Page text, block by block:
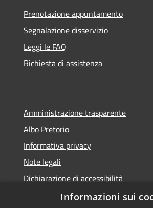
Prenotazione appuntamento
Segnalazione disservizio
Leggi le FAQ
Richiesta di assistenza
Amministrazione trasparente
Albo Pretorio
Informativa privacy
Note legali
Dichiarazione di accessibilità
Attuazione PNRRInformazioni sui